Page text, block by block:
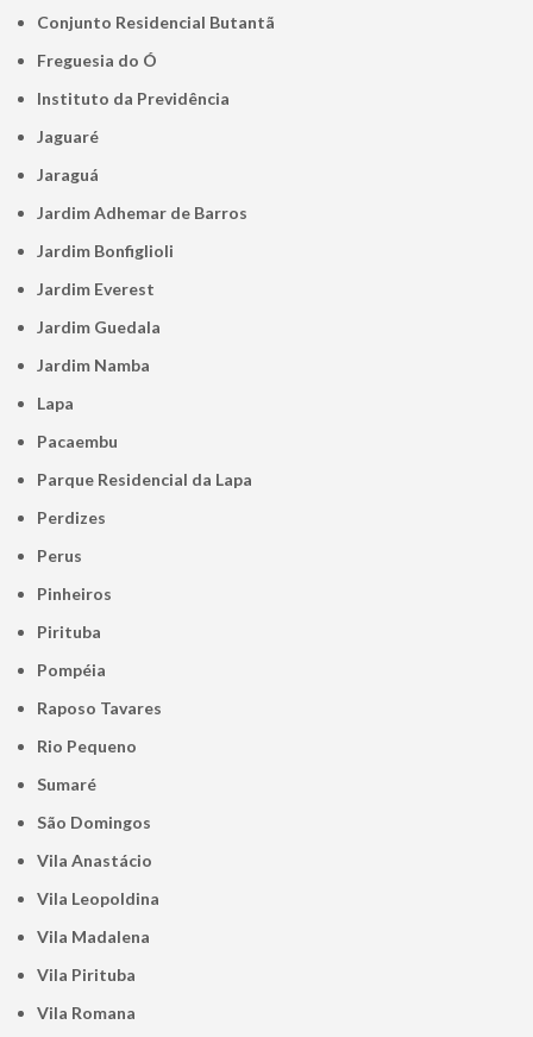
Conjunto Residencial Butantã
Freguesia do Ó
Instituto da Previdência
Jaguaré
Jaraguá
Jardim Adhemar de Barros
Jardim Bonfiglioli
Jardim Everest
Jardim Guedala
Jardim Namba
Lapa
Pacaembu
Parque Residencial da Lapa
Perdizes
Perus
Pinheiros
Pirituba
Pompéia
Raposo Tavares
Rio Pequeno
Sumaré
São Domingos
Vila Anastácio
Vila Leopoldina
Vila Madalena
Vila Pirituba
Vila Romana